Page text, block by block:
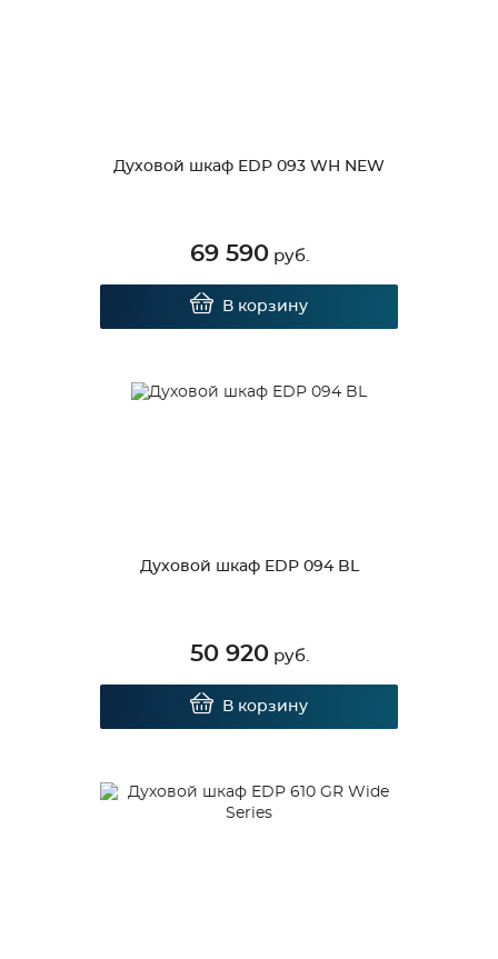
Духовой шкаф EDP 093 WH NEW
69 590руб.
В корзину
Духовой шкаф EDP 094 BL
50 920руб.
В корзину